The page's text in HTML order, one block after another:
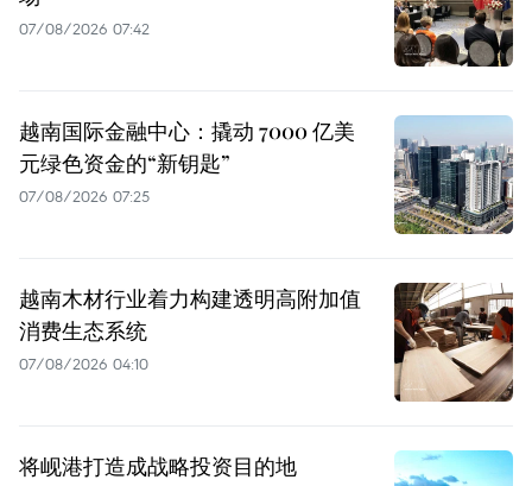
07/08/2026 07:42
越南国际金融中心：撬动 7000 亿美
元绿色资金的“新钥匙”
07/08/2026 07:25
越南木材行业着力构建透明高附加值
消费生态系统
07/08/2026 04:10
将岘港打造成战略投资目的地